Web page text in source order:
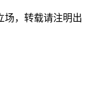
场，转载请注明出